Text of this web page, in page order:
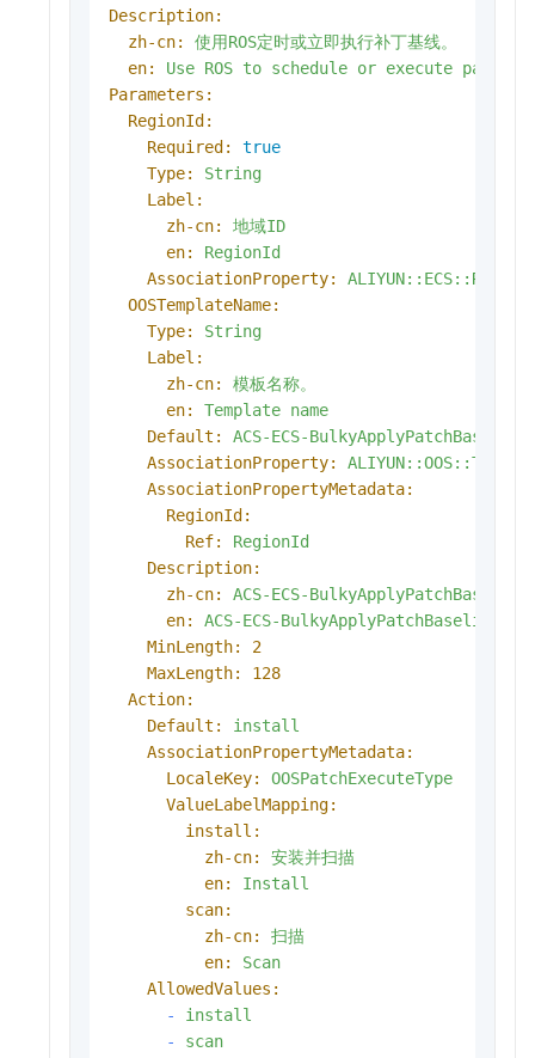
Description:
zh-cn:
使用ROS定时或立即执行补丁基线。
en:
Use ROS to schedule or execute patch
Parameters:
RegionId:
Required:
true
Type:
String
Label:
zh-cn:
地域ID
en:
RegionId
AssociationProperty:
OOSTemplateName:
Type:
String
Label:
zh-cn:
模板名称。
en:
Template name
Default:
ACS-ECS-BulkyApplyPatchBaseline
AssociationProperty:
AssociationPropertyMetadata:
RegionId:
Ref:
RegionId
Description:
zh-cn:
ACS-ECS-BulkyApplyPatchBaseline:
en:
ACS-ECS-
MinLength:
2
MaxLength:
128
Action:
Default:
install
AssociationPropertyMetadata:
LocaleKey:
OOSPatchExecuteType
ValueLabelMapping:
install:
zh-cn:
安装并扫描
en:
Install
scan:
zh-cn:
扫描
en:
Scan
AllowedValues:
-
install
-
scan